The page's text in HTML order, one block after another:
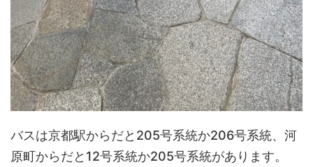
バスは京都駅からだと205号系統か206号系統、河
原町からだと12号系統か205号系統があります。